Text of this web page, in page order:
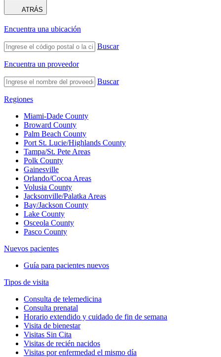
ATRÁS
Encuentra una ubicación
Buscar
Encuentra un proveedor
Buscar
Regiones
Miami-Dade County
Broward County
Palm Beach County
Port St. Lucie/Highlands County
Tampa/St. Pete Areas
Polk County
Gainesville
Orlando/Cocoa Areas
Volusia County
Jacksonville/Palatka Areas
Bay/Jackson County
Lake County
Osceola County
Pasco County
Nuevos pacientes
Guía para pacientes nuevos
Tipos de visita
Consulta de telemedicina
Consulta prenatal
Horario extendido y cuidado de fin de semana
Visita de bienestar
Visitas Sin Cita
Visitas de recién nacidos
Visitas por enfermedad el mismo día